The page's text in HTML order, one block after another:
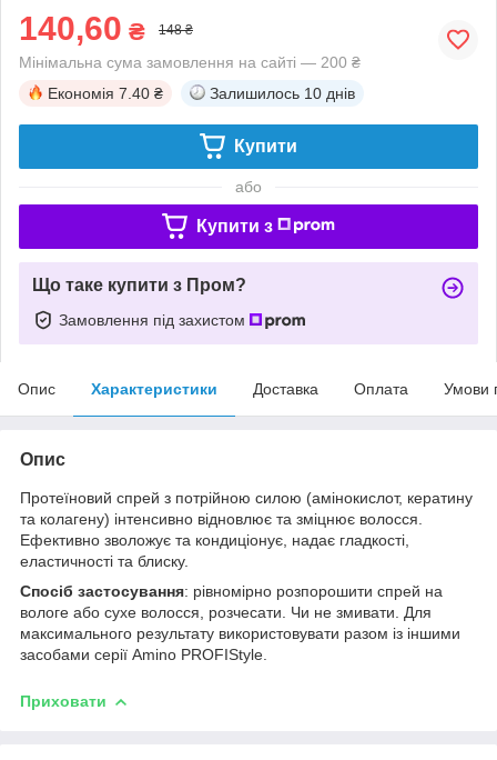
140,60 ₴ 148 ₴
Мінімальна сума замовлення на сайті — 200 ₴
Економія 7.40 ₴ Залишилось 10 днів
Купити
або
Купити з
Що таке купити з Пром?
Замовлення під захистом
Опис Характеристики Доставка Оплата Умови
Опис
Протеїновий спрей з потрійною силою (амінокислот, кератину
та колагену) інтенсивно відновлює та зміцнює волосся.
Ефективно зволожує та кондиціонує, надає гладкості,
еластичності та блиску.
Спосіб застосування: рівномірно розпорошити спрей на
вологе або сухе волосся, розчесати. Чи не змивати. Для
максимального результату використовувати разом із іншими
засобами серії Amino PROFIStyle.
Приховати